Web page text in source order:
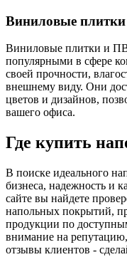
Виниловые
Виниловые плитки и
популярными в сфере
своей прочности,
внешнему виду. Они
цветов и дизайнов,
вашего офиса.
Где купить
В поиске идеального
бизнеса, надежность и
сайте вы найдете
напольных покрытий,
продукции по
внимание на
отзывы клиентов -